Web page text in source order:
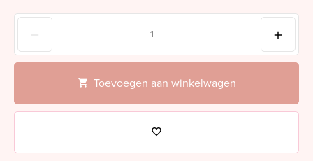
Toevoegen aan winkelwagen